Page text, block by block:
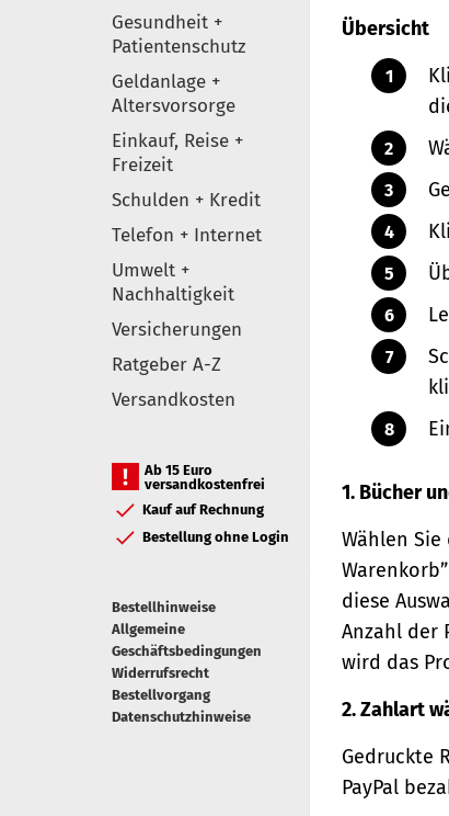
Gesundheit +
Patientenschutz
Geldanlage +
Altersvorsorge
Einkauf, Reise +
Freizeit
Schulden + Kredit
Telefon + Internet
Umwelt +
Nachhaltigkeit
Versicherungen
Ratgeber A-Z
Versandkosten
Ab 15 Euro
versandkostenfrei
Kauf auf Rechnung
Bestellung ohne Login
Bestellhinweise
Allgemeine
Geschäftsbedingungen
Widerrufsrecht
Bestellvorgang
Datenschutzhinweise
Übersicht
1. Bücher
Wählen
diese
Anzahl der
wird das
2. Zahlart
Gedruckte
PayPal